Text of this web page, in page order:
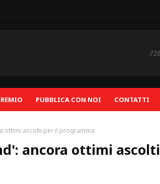
PUBBLICA CON NOI CONTATTI
ottimi ascolti per il programma
ancora ottimi ascolti